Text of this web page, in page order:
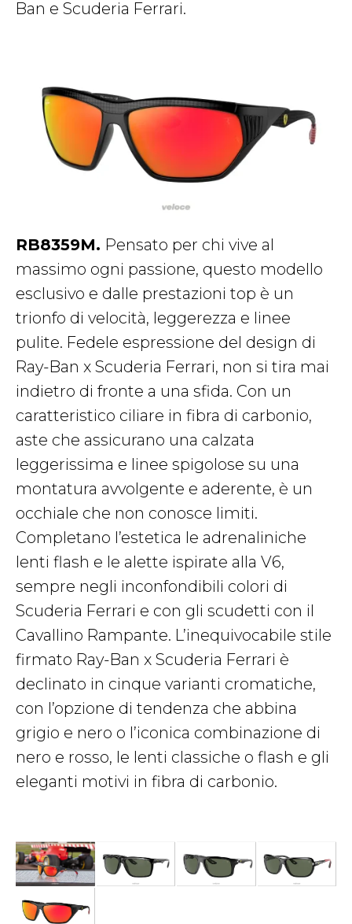
Ban e Scuderia Ferrari.
RB8359M. Pensato per chi vive al
massimo ogni passione, questo modello
esclusivo e dalle prestazioni top è un
trionfo di velocità, leggerezza e linee
pulite. Fedele espressione del design di
Ray-Ban x Scuderia Ferrari, non si tira mai
indietro di fronte a una sfida. Con un
caratteristico ciliare in fibra di carbonio,
aste che assicurano una calzata
leggerissima e linee spigolose su una
montatura avvolgente e aderente, è un
occhiale che non conosce limiti.
Completano l’estetica le adrenaliniche
lenti flash e le alette ispirate alla V6,
sempre negli inconfondibili colori di
Scuderia Ferrari e con gli scudetti con il
Cavallino Rampante. L’inequivocabile stile
firmato Ray-Ban x Scuderia Ferrari è
declinato in cinque varianti cromatiche,
con l’opzione di tendenza che abbina
grigio e nero o l’iconica combinazione di
nero e rosso, le lenti classiche o flash e gli
eleganti motivi in fibra di carbonio.